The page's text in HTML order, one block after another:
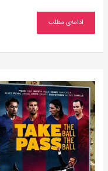
ادامه‌ی مطلب
بهترین
تیم
دنیا
چگونه
ساخته
شد؟